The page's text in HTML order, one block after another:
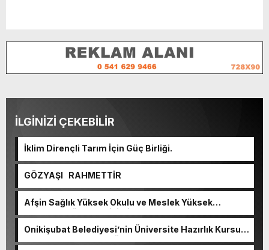
İLGİNİZİ ÇEKEBİLİR
İklim Dirençli Tarım İçin Güç Birliği.
GÖZYAŞI RAHMETTİR
Afşin Sağlık Yüksek Okulu ve Meslek Yüksek
Okulunda görev değişimi!
Onikişubat Belediyesi’nin Üniversite Hazırlık Kursu
başvurularında son gün 7 Ağustos.